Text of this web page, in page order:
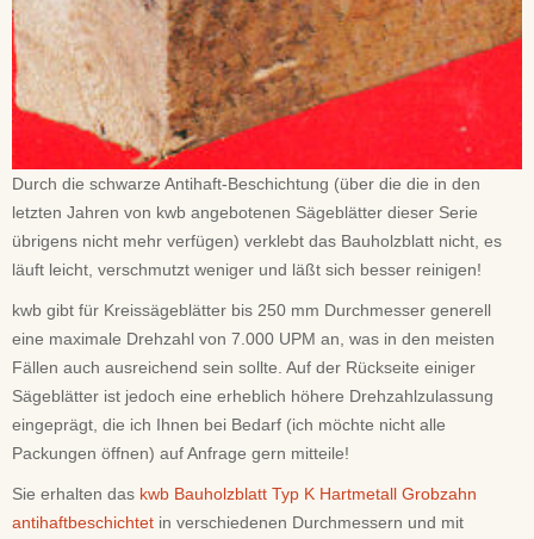
Durch die schwarze Antihaft-Beschichtung (über die die in den
letzten Jahren von kwb angebotenen Sägeblätter dieser Serie
übrigens nicht mehr verfügen) verklebt das Bauholzblatt nicht, es
läuft leicht, verschmutzt weniger und läßt sich besser reinigen!
kwb gibt für Kreissägeblätter bis 250 mm Durchmesser generell
eine maximale Drehzahl von 7.000 UPM an, was in den meisten
Fällen auch ausreichend sein sollte. Auf der Rückseite einiger
Sägeblätter ist jedoch eine erheblich höhere Drehzahlzulassung
eingeprägt, die ich Ihnen bei Bedarf (ich möchte nicht alle
Packungen öffnen) auf Anfrage gern mitteile!
Sie erhalten das kwb Bauholzblatt Typ K Hartmetall Grobzahn
antihaftbeschichtet in verschiedenen Durchmessern und mit